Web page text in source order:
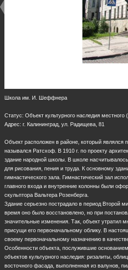
Школа им. И. Шеффнера
Статус: Объект культурного наследия местного
Адрес: г. Калининград, ул. Радищева, 81
Объект расположен в районе, который являлся
назывался Ратсхоф. В 1910 г. по проекту
здание народной школы. В школе
для рисования, пения и труда. К основному
гимнастического зала. Гимнастический зал
главного входа и внутренние колонны были
скульптора Вальтера Розенберга.
Здание серьезно пострадало в период Второй
время оно было восстановлено, но при
значительные изменения. Так, объект утратил
присущи его первоначальному облику. В
своему первоначальному назначению в
Особенности объекта, послужившие
объектов культурного наследия: ризалиты,
восточного фасада, выполненная из валунов,